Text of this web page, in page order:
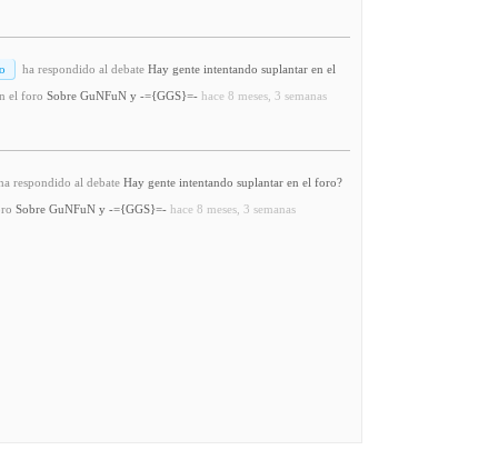
ha respondido al debate Hay gente intentando suplantar en el
el foro Sobre GuNFuN y -={GGS}=- hace 8 meses, 3 semanas
respondido al debate Hay gente intentando suplantar en el foro?
Sobre GuNFuN y -={GGS}=- hace 8 meses, 3 semanas